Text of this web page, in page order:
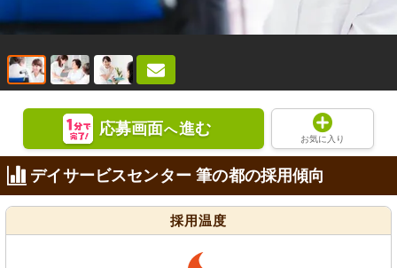
応募画面へ進む
お気に入り
デイサービスセンター 筆の都の採用傾向
採用温度